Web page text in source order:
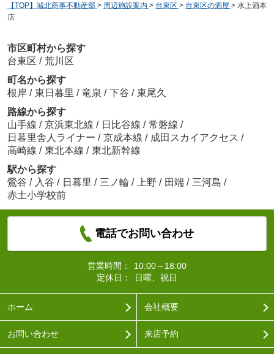
【TOP】城北商事不動産部 > 周辺施設案内 > 台東区 > 台東区の酒屋 > 水上酒本
店
市区町村から探す
台東区 / 荒川区
町名から探す
根岸 / 東日暮里 / 竜泉 / 下谷 / 東尾久
路線から探す
山手線 / 京浜東北線 / 日比谷線 / 常磐線 /
日暮里舎人ライナー / 京成本線 / 成田スカイアクセス /
高崎線 / 東北本線 / 東北新幹線
駅から探す
鶯谷 / 入谷 / 日暮里 / 三ノ輪 / 上野 / 田端 / 三河島 /
赤土小学校前
電話でお問い合わせ
営業時間：
10:00～18:00
定休日：
日曜、祝日
ホーム 会社概要
お問い合わせ 来店予約